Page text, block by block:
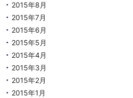
2015年8月
2015年7月
2015年6月
2015年5月
2015年4月
2015年3月
2015年2月
2015年1月